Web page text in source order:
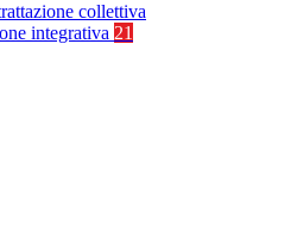
collettiva
integrativa 21